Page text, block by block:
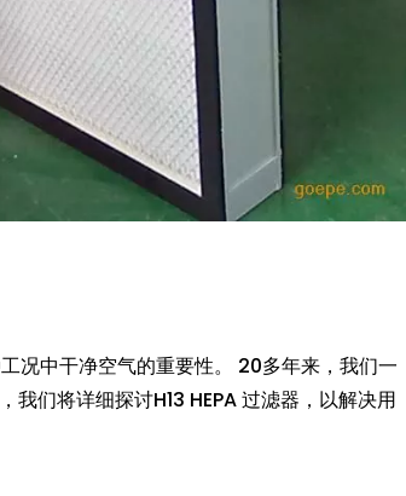
况中干净空气的重要性。 20多年来，我们一
们将详细探讨H13 HEPA 过滤器，以解决用